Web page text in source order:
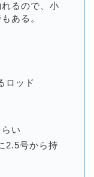
るので、小
ある。
ロッド
い
2.5号から持